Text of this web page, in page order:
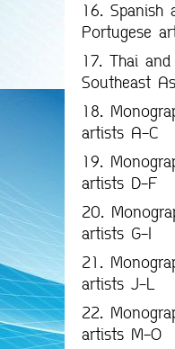
16. Spanish
Portugese
17. Thai and
Southeast
18.
artists A-C
19.
artists D-F
20.
artists G-I
21.
artists J-L
22.
artists M-O